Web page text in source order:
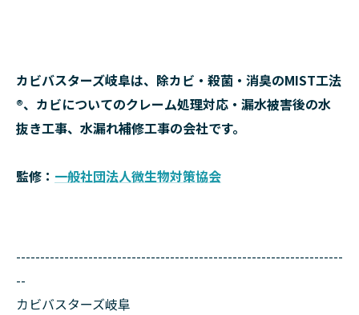
カビバスターズ岐阜は、除カビ・殺菌・消臭のMIST工法
®、カビについてのクレーム処理対応・漏水被害後の水
抜き工事、水漏れ補修工事の会社です。
監修： 一般社団法人微生物対策協会
--------------------------------------------------------------------
--
カビバスターズ岐阜